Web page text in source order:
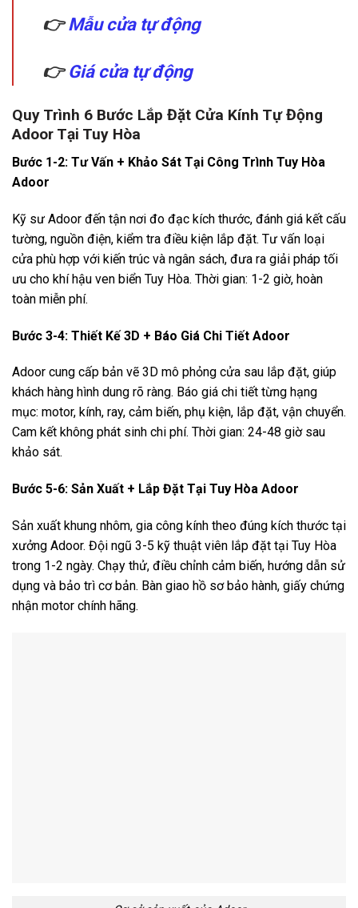
👉Mẫu cửa tự động
👉Giá cửa tự động
Quy Trình 6 Bước Lắp Đặt Cửa Kính Tự Động
Adoor Tại Tuy Hòa
Bước 1-2: Tư Vấn + Khảo Sát Tại Công Trình Tuy Hòa
Adoor
Kỹ sư Adoor đến tận nơi đo đạc kích thước, đánh giá kết cấu
tường, nguồn điện, kiểm tra điều kiện lắp đặt. Tư vấn loại
cửa phù hợp với kiến trúc và ngân sách, đưa ra giải pháp tối
ưu cho khí hậu ven biển Tuy Hòa. Thời gian: 1-2 giờ, hoàn
toàn miễn phí.
Bước 3-4: Thiết Kế 3D + Báo Giá Chi Tiết Adoor
Adoor cung cấp bản vẽ 3D mô phỏng cửa sau lắp đặt, giúp
khách hàng hình dung rõ ràng. Báo giá chi tiết từng hạng
mục: motor, kính, ray, cảm biến, phụ kiện, lắp đặt, vận chuyển.
Cam kết không phát sinh chi phí. Thời gian: 24-48 giờ sau
khảo sát.
Bước 5-6: Sản Xuất + Lắp Đặt Tại Tuy Hòa Adoor
Sản xuất khung nhôm, gia công kính theo đúng kích thước tại
xưởng Adoor. Đội ngũ 3-5 kỹ thuật viên lắp đặt tại Tuy Hòa
trong 1-2 ngày. Chạy thử, điều chỉnh cảm biến, hướng dẫn sử
dụng và bảo trì cơ bản. Bàn giao hồ sơ bảo hành, giấy chứng
nhận motor chính hãng.